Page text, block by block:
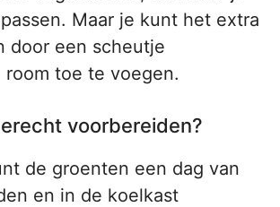
Maar je kunt het extra
door een scheutje
room toe te voegen.
voorbereiden?
de groenten een dag van
en in de koelkast